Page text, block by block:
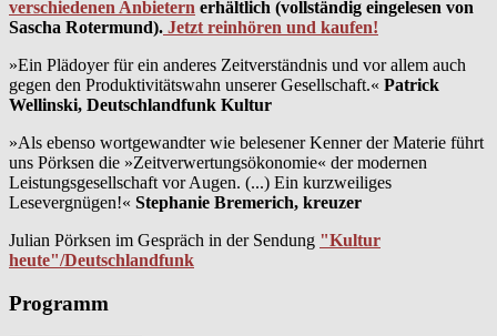
verschiedenen Anbietern erhältlich (vollständig eingelesen von
Sascha Rotermund). Jetzt reinhören und kaufen!
»Ein Plädoyer für ein anderes Zeitverständnis und vor allem auch
gegen den Produktivitätswahn unserer Gesellschaft.« Patrick
Wellinski, Deutschlandfunk Kultur
»Als ebenso wortgewandter wie belesener Kenner der Materie führt
uns Pörksen die »Zeitverwertungsökonomie« der modernen
Leistungsgesellschaft vor Augen. (...) Ein kurzweiliges
Lesevergnügen!« Stephanie Bremerich, kreuzer
Julian Pörksen im Gespräch in der Sendung "Kultur
heute"/Deutschlandfunk
Programm